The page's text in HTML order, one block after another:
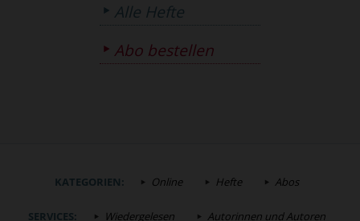
Alle Hefte
Abo bestellen
KATEGORIEN: Online Hefte Abos
SERVICES: Wiedergelesen
Autorinnen und Autoren